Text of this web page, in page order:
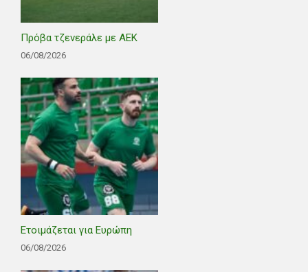
Πρόβα τζενεράλε με ΑΕΚ
06/08/2026
Ετοιμάζεται για Ευρώπη
06/08/2026